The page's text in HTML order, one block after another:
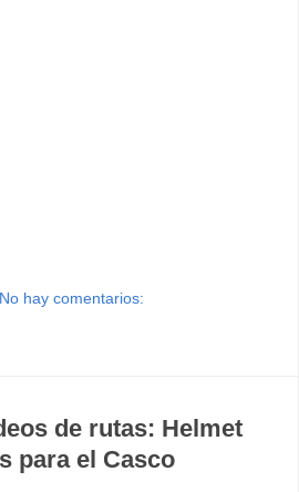
No hay comentarios:
de rutas: Helmet
para el Casco